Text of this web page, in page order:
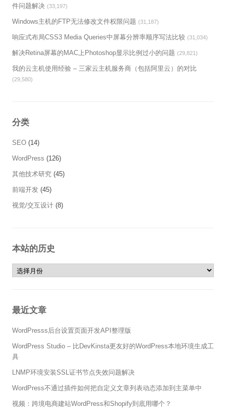
件问题解决 (33,197)
Windows主机的FTP无法修改文件权限问题 (31,187)
响应式布局CSS3 Media Queries中屏幕分辨率顺序写法比较 (31,034)
解决Retina屏幕的MAC上Photoshop显示比例过小的问题 (29,821)
我的云主机使用经验 – 三家云主机服务商（包括阿里云）的对比
(29,580)
分类
SEO (14)
WordPress (126)
其他技术研究 (45)
前端开发 (45)
视觉/交互设计 (8)
本站的历史
本站的历史
最近文章
WordPresss后台设置页面开发API整理版
WordPress Studio – 比DevKinsta更友好的WordPress本地环境生成工
具
LNMP环境安装SSL证书节点失效问题解决
WordPress不通过插件如何把自定义文章列表动态添加到主菜单中
视频：跨境电商建站WordPress和Shopify到底用哪个？